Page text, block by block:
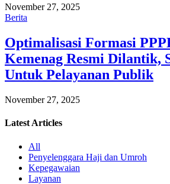
November 27, 2025
Berita
Optimalisasi Formasi
Kemenag Resmi Dilantik,
Untuk Pelayanan Publik
November 27, 2025
Latest Articles
All
Penyelenggara Haji dan Umroh
Kepegawaian
Layanan